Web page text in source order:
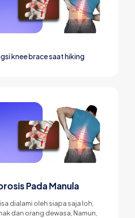
knee brace saat hiking
Pada Manula
dialami oleh siapa saja loh,
dan orang dewasa, Namun,